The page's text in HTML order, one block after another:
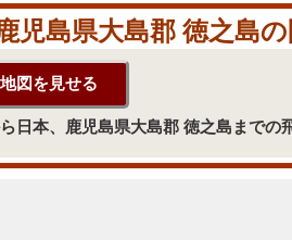
児島県大島郡 徳之島
日本、鹿児島県大島郡 徳之島までの